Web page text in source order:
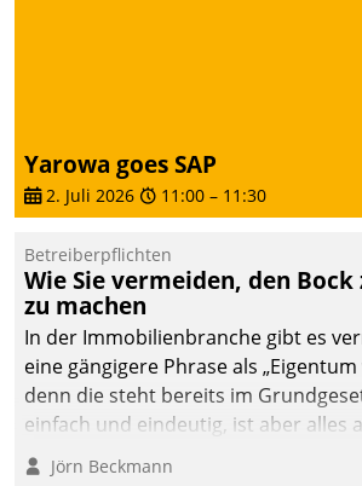
zielgerichtete
Mieterbefragungen – eine
starke Grundlage für
intelligente,
datengestützte
Entscheidungen.
Yarowa goes SAP
2. Juli 2026 11:00 – 11:30
Betreiberpflichten
Wie Sie vermeiden, den
zu machen
In der Immobilienbranche gibt es
eine gängigere Phrase als
denn die steht bereits im
einfach und eindeutig, ist aber alles
Branchenbeschäftigte wissen. Denn
Jörn Beckmann